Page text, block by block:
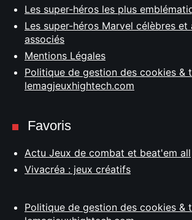
Les super-héros les plus
Les super-héros Marvel célèbres et
associés
Mentions Légales
Politique de gestion des cookies &
lemagjeuxhightech.com
Favoris
Actu Jeux de combat et beat'em all
Vivacréa : jeux créatifs
Politique de gestion des cookies &